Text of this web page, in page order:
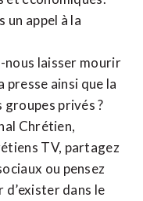
un appel à la
nous laisser mourir
presse ainsi que la
privés ?
Chrétien,
TV, partagez
ou pensez
dans le